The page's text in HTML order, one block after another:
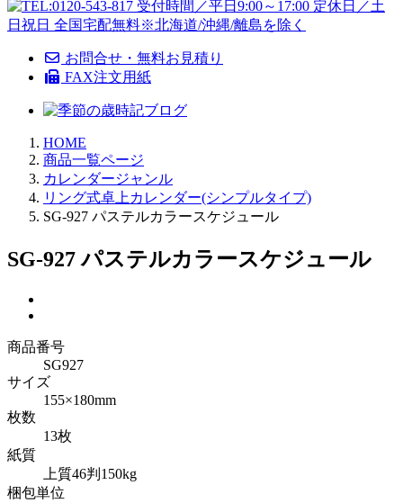
お問合せ・無料お見積り
FAX注文用紙
HOME
商品一覧ページ
カレンダージャンル
リング式卓上カレンダー(シンプルタイプ)
SG-927 パステルカラースケジュール
SG-927 パステルカラースケジュール
商品番号
SG927
サイズ
155×180mm
枚数
13枚
紙質
上質46判150kg
梱包単位